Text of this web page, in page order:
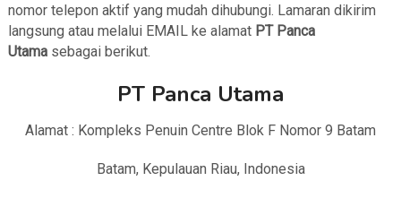
nomor telepon aktif yang mudah dihubungi. Lamaran dikirim
langsung atau melalui EMAIL ke alamat PT Panca
Utamasebagai berikut.
PT Panca Utama
Alamat : Kompleks Penuin Centre Blok F Nomor 9 Batam
Batam, Kepulauan Riau, Indonesia